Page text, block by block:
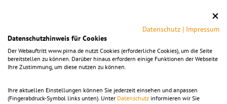
Zeitpunkt
Datenschutz | Impressum
Datenschutzhinweis für Cookies
Der Webauftritt www.pirna.de nutzt Cookies (erforderliche Cookies), um die Seite
bereitstellen zu können. Darüber hinaus erfordern einige Funktionen der Webseite
Ihre Zustimmung, um diese nutzen zu können.
Ihre aktuellen Einstellungen können Sie jederzeit einsehen und anpassen
(Fingerabdruck-Symbol links unten). Unter Datenschutz informieren wir Sie